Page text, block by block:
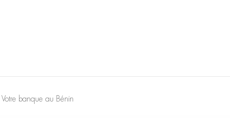
Votre banque au Bénin